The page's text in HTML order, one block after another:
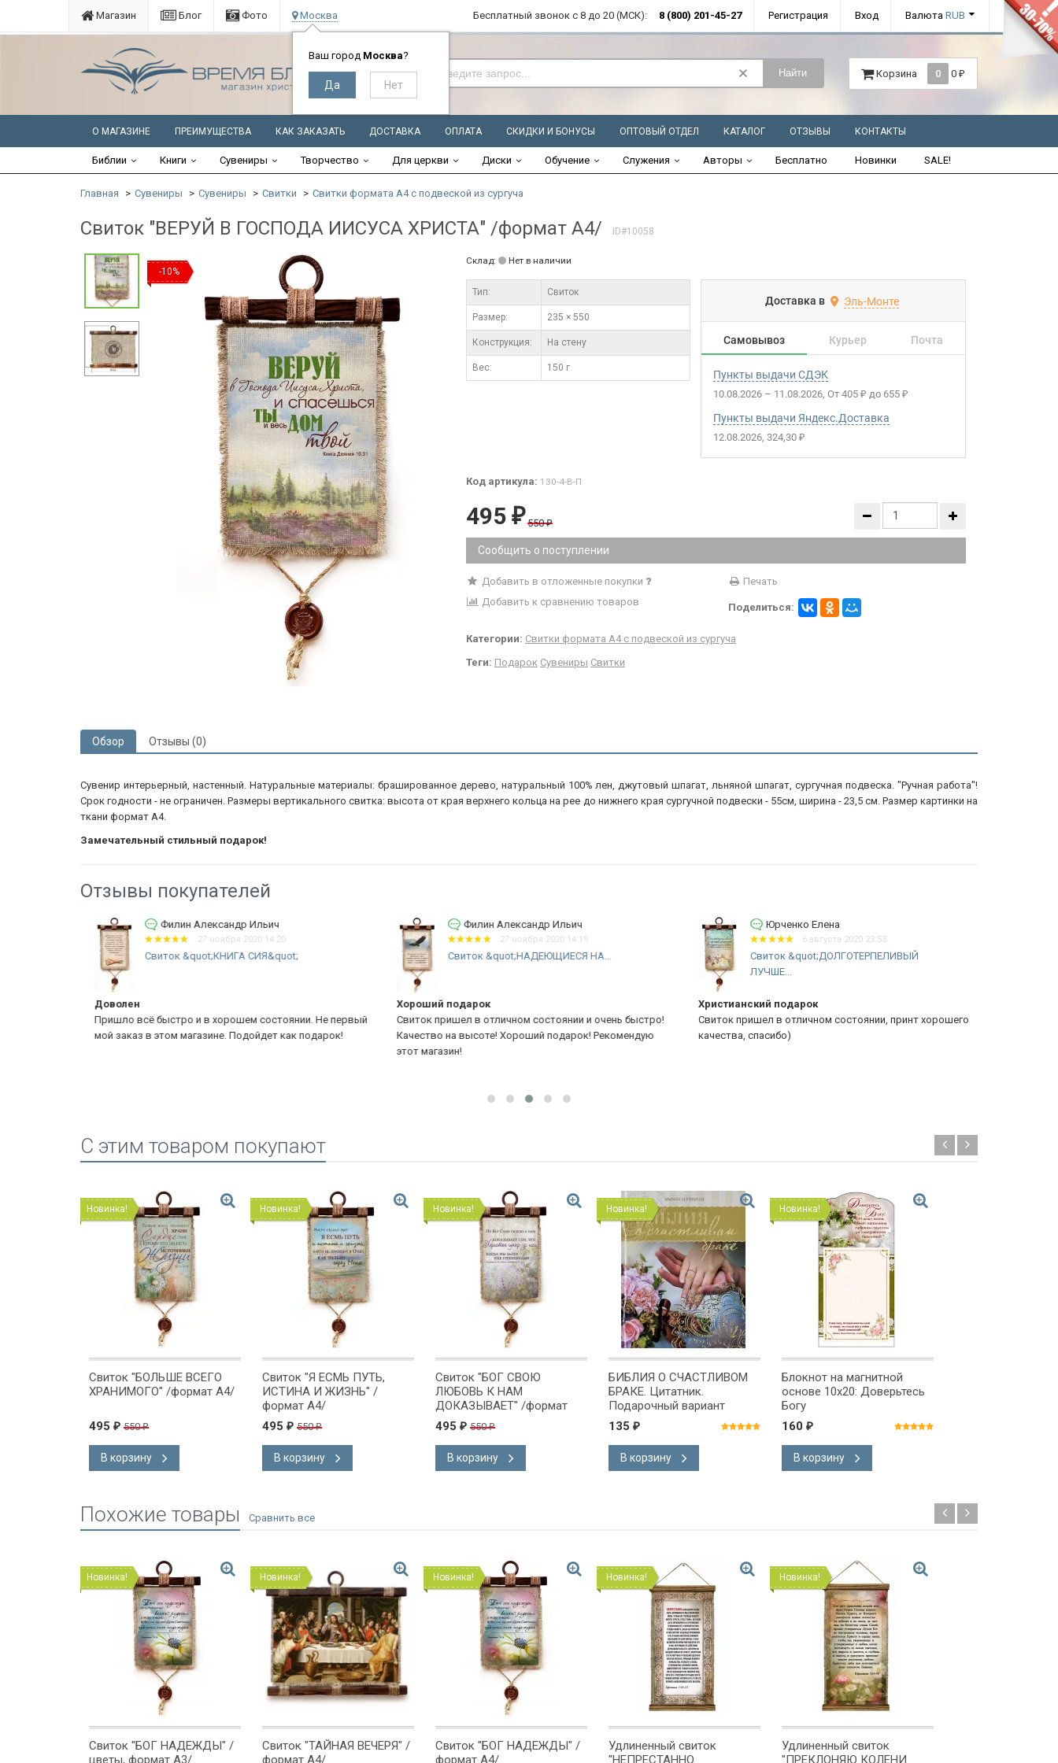
Магазин Блог Фото Москва
Ваш город Москва?
Бесплатный звонок с 8 до 20 (МСК): 8 (800) 201-45-27 Регистрация Вход Валюта RUB
Найти Корзина 0 0 ₽
О МАГАЗИНЕ ПРЕИМУЩЕСТВА КАК ЗАКАЗАТЬ ДОСТАВКА ОПЛАТА СКИДКИ И БОНУСЫ ОПТОВЫЙ ОТДЕЛ КАТАЛОГ ОТЗЫВЫ КОНТАКТЫ
Библии Книги Сувениры Творчество Для церкви Диски Обучение Служения Авторы Бесплатно Новинки SALE!
Главная Сувениры Сувениры Свитки Свитки формата А4 с подвеской из сургуча
Свиток "ВЕРУЙ В ГОСПОДА ИИСУСА ХРИСТА" /формат А4/ ID#10058
-10%
Склад: Нет в наличии
Тип: Свиток
Размер: 235 × 550
Конструкция: На стену
Вес: 150 г
Доставка в Эль-Монте
Самовывоз Курьер Почта
Пункты выдачи СДЭК
10.08.2026 – 11.08.2026 От 405₽ до 655₽
Пункты выдачи Яндекс.Доставка
12.08.2026 324,30₽
Код артикула: 130-4-В-П
495 ₽ 550₽
Сообщить о поступлении
Добавить в отложенные покупки
Печать
Добавить к сравнению товаров
Поделиться:
Категории: Свитки формата А4 с подвеской из сургуча
Теги: Подарок Сувениры Свитки
Обзор Отзывы (0)
Сувенир интерьерный, настенный. Натуральные материалы: брашированное дерево, натуральный 100% лен, джутовый шпагат, льняной шпагат, сургучная подвеска. "Ручная работа"!
Срок годности - не ограничен. Размеры вертикального свитка: высота от края верхнего кольца на рее до нижнего края сургучной подвески - 55см, ширина - 23,5 см. Размер картинки на
ткани формат А4.
Замечательный стильный подарок!
Отзывы покупателей
Филин Александр Ильич
27 ноября 2020 14:20
Свиток &quot;КНИГА СИЯ&quot;
Доволен
Пришло всё быстро и в хорошем состоянии. Не первый
мой заказ в этом магазине. Подойдет как подарок!
Филин Александр Ильич
27 ноября 2020 14:19
Свиток &quot;НАДЕЮЩИЕСЯ НА...
Хороший подарок
Свиток пришел в отличном состоянии и очень быстро!
Качество на высоте! Хороший подарок! Рекомендую
этот магазин!
Юрченко Елена
6 августа 2020 23:53
Свиток &quot;ДОЛГОТЕРПЕЛИВЫЙ
ЛУЧШЕ...
Христианский подарок
Свиток пришел в отличном состоянии, принт хорошего
качества, спасибо)
C этим товаром покупают
Новинка!
Свиток "БОЛЬШЕ ВСЕГО
ХРАНИМОГО" /формат А4/
495 ₽ 550₽
В корзину
Новинка!
Свиток "Я ЕСМЬ ПУТЬ,
ИСТИНА И ЖИЗНЬ" /
формат А4/
495 ₽ 550₽
В корзину
Новинка!
Свиток "БОГ СВОЮ
ЛЮБОВЬ К НАМ
ДОКАЗЫВАЕТ" /формат
А4/
495 ₽ 550₽
В корзину
Новинка!
БИБЛИЯ О СЧАСТЛИВОМ
БРАКЕ. Цитатник.
Подарочный вариант
135 ₽
В корзину
Новинка!
Блокнот на магнитной
основе 10x20: Доверьтесь
Богу
160 ₽
В корзину
Похожие товары
Новинка!
Свиток "БОГ НАДЕЖДЫ" /
цветы, формат А3/
Новинка!
Свиток "ТАЙНАЯ ВЕЧЕРЯ" /
формат А4/
Новинка!
Свиток "БОГ НАДЕЖДЫ" /
формат А4/
Новинка!
Удлиненный свиток
"НЕПРЕСТАННО
Новинка!
Удлиненный свиток
"ПРЕКЛОНЯЮ КОЛЕНИ